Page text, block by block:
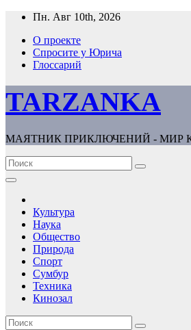
Перейти
содержимому
Пн. Авг 10th, 2026
О проекте
Спросите у Юрича
Глоссарий
TARZANKA
МАЯТНИК ПРИКЛЮЧЕНИЙ - МИР
Культура
Наука
Общество
Природа
Спорт
Сумбур
Техника
Кинозал